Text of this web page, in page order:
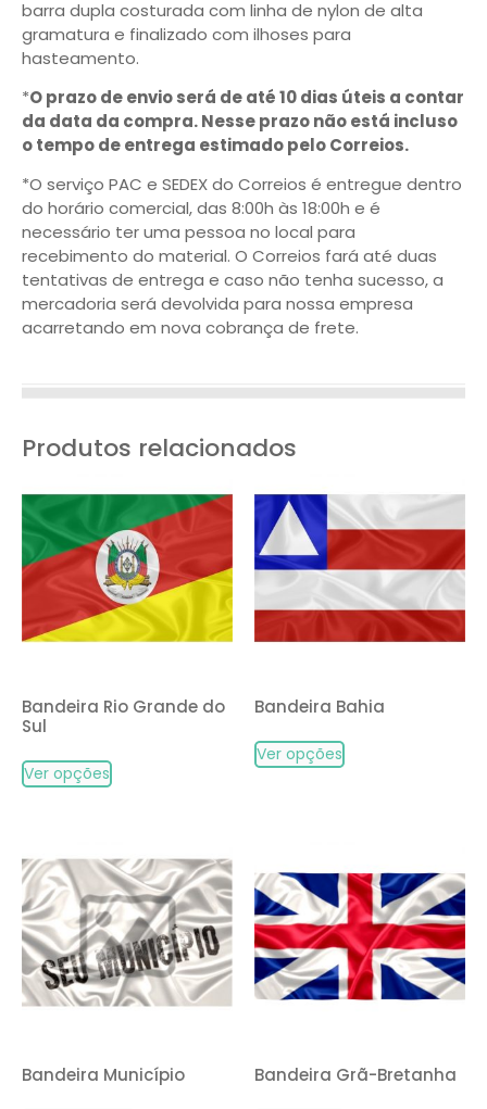
barra dupla costurada com linha de nylon de alta
gramatura e finalizado com ilhoses para
hasteamento.
*O prazo de envio será de até 10 dias úteis a contar
da data da compra. Nesse prazo não está incluso
o tempo de entrega estimado pelo Correios.
*O serviço PAC e SEDEX do Correios é entregue dentro
do horário comercial, das 8:00h às 18:00h e é
necessário ter uma pessoa no local para
recebimento do material. O Correios fará até duas
tentativas de entrega e caso não tenha sucesso, a
mercadoria será devolvida para nossa empresa
acarretando em nova cobrança de frete.
Produtos relacionados
Bandeira Rio Grande do
Sul
Ver opções
Bandeira Bahia
Ver opções
Bandeira Município Bandeira Grã-Bretanha